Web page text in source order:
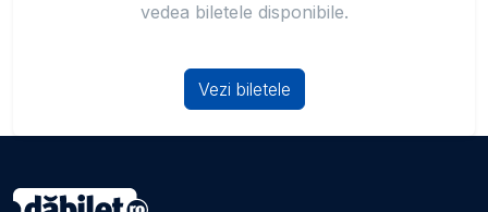
vedea biletele disponibile.
Vezi biletele